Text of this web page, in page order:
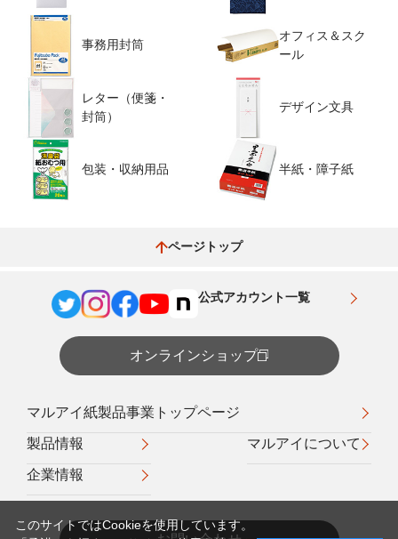
事務用封筒
オフィス＆スク
ール
レター（便箋・
封筒）
デザイン文具
包装・収納用品 半紙・障子紙
ページトップ
公式アカウント一覧
オンラインショップ
マルアイ紙製品事業トップページ
製品情報 マルアイについて
企業情報
このサイトではCookieを使用しています。